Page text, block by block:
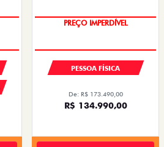
PREÇO IMPERDÍVEL
PESSOA FÍSICA
De: R$ 173.490,00
R$ 134.990,00